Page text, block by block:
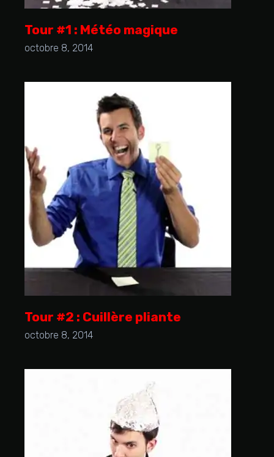
Tour #1 : Météo magique
octobre 8, 2014
Tour #2 : Cuillère pliante
octobre 8, 2014